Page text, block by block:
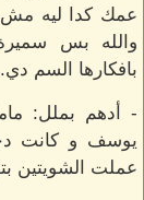
عمك كدا ليه مش
والله بس
بافكارها السم دي.
- أدهم بملل:
يوسف و كانت
عملت الشويتين